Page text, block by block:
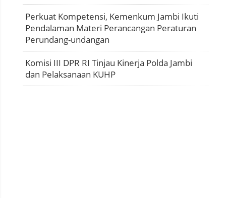
Perkuat Kompetensi, Kemenkum Jambi Ikuti
Pendalaman Materi Perancangan Peraturan
Perundang-undangan
Komisi III DPR RI Tinjau Kinerja Polda Jambi
dan Pelaksanaan KUHP